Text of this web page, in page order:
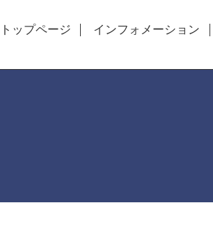
トップページ インフォメーション